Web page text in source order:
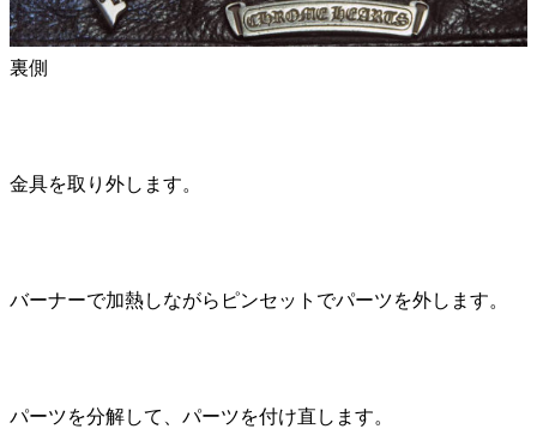
裏側
金具を取り外します。
バーナーで加熱しながらピンセットでパーツを外します。
パーツを分解して、パーツを付け直します。